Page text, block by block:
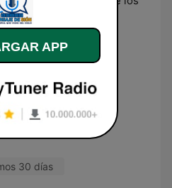
un espacio de
personal a
de Sion:
30 días
APP